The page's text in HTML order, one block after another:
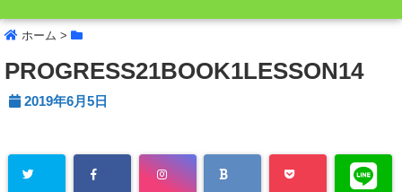
ホーム >
PROGRESS21BOOK1LESSON14
2019年6月5日